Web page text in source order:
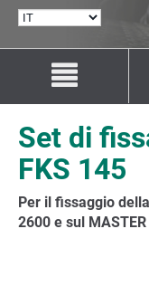
contenuto
navigazione
Set di
FKS 145
Per il fissaggio
2600 e sul